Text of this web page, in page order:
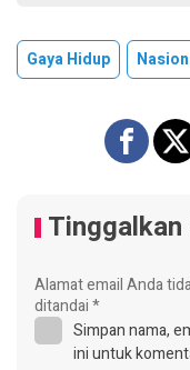
Gaya Hidup
Tinggalkan
Alamat email Anda
ditandai*
Simpan nama,
ini untuk